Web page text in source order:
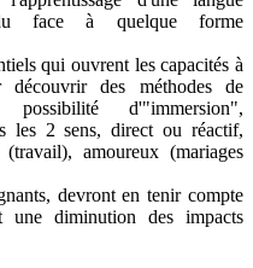
face à quelque forme
qui ouvrent les capacités à
découvrir des méthodes de
d'"immersion",
les 2 sens, direct ou réactif,
amoureux (mariages
devront en tenir compte
une diminution des impacts